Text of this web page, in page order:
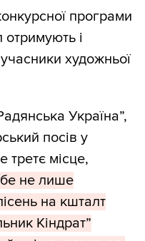
програми
і
художньої
Україна”,
посів у
третє місце,
не лише
на кшталт
Кіндрат”